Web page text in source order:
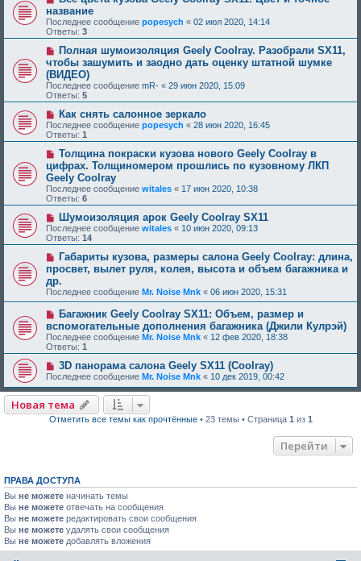
название
Последнее сообщение popesych « 02 июл 2020, 14:14
Ответы: 3
Полная шумоизоляция Geely Coolray. Разобрали SX11,
чтобы зашумить и заодно дать оценку штатной шумке
(ВИДЕО)
Последнее сообщение mR- « 29 июн 2020, 15:09
Ответы: 5
Как снять салонное зеркало
Последнее сообщение popesych « 28 июн 2020, 16:45
Ответы: 1
Толщина покраски кузова нового Geely Coolray в
цифрах. Толщиномером прошлись по кузовному ЛКП
Geely Coolray
Последнее сообщение witales « 17 июн 2020, 10:38
Ответы: 6
Шумоизоляция арок Geely Coolray SX11
Последнее сообщение witales « 10 июн 2020, 09:13
Ответы: 14
Габариты кузова, размеры салона Geely Coolray: длина,
просвет, вылет руля, колея, высота и объем багажника и
др.
Последнее сообщение Mr. Noise Mnk « 06 июн 2020, 15:31
Багажник Geely Coolray SX11: Объем, размер и
вспомогательные дополнения багажника (Джили Кулрэй)
Последнее сообщение Mr. Noise Mnk « 12 фев 2020, 18:38
Ответы: 1
3D панорама салона Geely SX11 (Coolray)
Последнее сообщение Mr. Noise Mnk « 10 дек 2019, 00:42
Новая тема
Отметить все темы как прочтённые• 23 темы • Страница 1 из 1
Перейти
ПРАВА ДОСТУПА
Вы не можете начинать темы
Вы не можете отвечать на сообщения
Вы не можете редактировать свои сообщения
Вы не можете удалять свои сообщения
Вы не можете добавлять вложения